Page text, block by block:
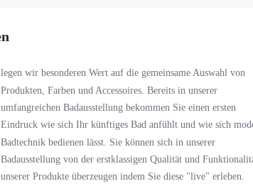
legen wir besonderen Wert auf die gemeinsame Auswahl von
Produkten, Farben und Accessoires. Bereits in unserer
umfangreichen Badausstellung bekommen Sie einen ersten
Eindruck wie sich Ihr künftiges Bad anfühlt und wie sich
Badtechnik bedienen lässt. Sie können sich in unserer
Badausstellung von der erstklassigen Qualität und
unserer Produkte überzeugen indem Sie diese "live" erleben.